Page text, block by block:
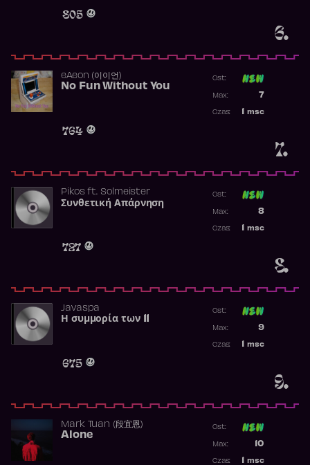
6.
805
7.
​eAeon (이이언)
No Fun Without You
764
Ost:
7
Max:
msc
Czas:
8.
Pikosft. Solmeister
Συνθετική Απάρνηση
727
Ost:
8
Max:
msc
Czas:
9.
Javaspa
Η συμμορία των 11
675
Ost:
9
Max:
msc
Czas:
Mark Tuan (段宜恩)
Alone
Ost:
10
Max:
msc
Czas: